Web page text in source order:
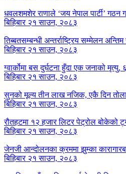
धवलशमशेर राणाले ‘जय नेपाल पार्टी’ गठन
बिहिबार २१ साउन, २०८३
तिब्बतसम्बन्धी अन्तर्राष्ट्रिय सम्मेलन
बिहिबार २१ साउन, २०८३
ग्वार्कोमा बस दुर्घटना हुँदा एक जनाको मृत्यु,
बिहिबार २१ साउन, २०८३
सुनको मूल्य तीन लाख नजिक, एकै दिन
बिहिबार २१ साउन, २०८३
रौतहटमा १२ हजार लिटर पेट्रोल बोकेको
बिहिबार २१ साउन, २०८३
जेनजी आन्दोलनका क्रममा झुम्का
बिहिबार २१ साउन, २०८३